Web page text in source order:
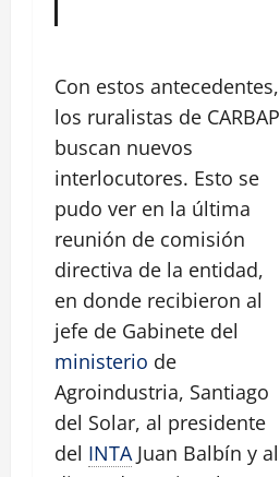
Con estos antecedentes,
los ruralistas de CARBAP
buscan nuevos
interlocutores. Esto se
pudo ver en la última
reunión de comisión
directiva de la entidad,
en donde recibieron al
jefe de Gabinete del
ministerio de
Agroindustria, Santiago
del Solar, al presidente
del INTA Juan Balbín y al